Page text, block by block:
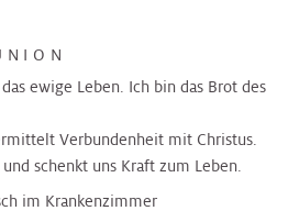
ewige Leben. Ich bin das Brot des
Verbundenheit mit Christus.
schenkt uns Kraft zum Leben.
im Krankenzimmer